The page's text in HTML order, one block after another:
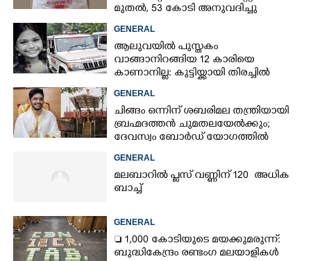
മുതൽ, 53 കോടി അനുവദിച്ചു
GENERAL
ആലുവയിൽ പുസ്തകം
വാങ്ങാനിറങ്ങിയ 12 കാരിയെ
കാണാനില്ല: കുട്ടിയ്ക്കായി തിരച്ചിൽ
GENERAL
ചിങ്ങം ഒന്നിന് ശബരിമല തന്ത്രിയായി
ബ്രഹ്മദത്തൻ ചുമതലയേൽക്കും;
ദേവസ്വം ബോർഡ് യോഗത്തിൽ
GENERAL
മലബാറിൽ പ്ലസ് വണ്ണിന് 120 അധിക
ബാച്ച്
GENERAL
 1,000 കോടിയുടെ മയക്കുമരുന്ന്:
ബുദ്ധികേന്ദ്രം രണ്ടംഗ മലയാളികൾ
Copy Link